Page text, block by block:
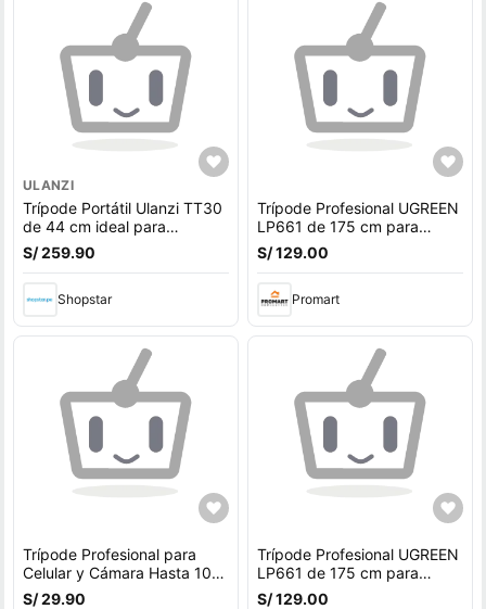
ULANZI
Trípode Portátil Ulanzi TT30
de 44 cm ideal para
fotografías
S/ 259.90
Shopstar
Trípode Profesional UGREEN
LP661 de 175 cm para
Cámara y Celular
S/ 129.00
Promart
Trípode Profesional para
Celular y Cámara Hasta 102
cm de Aluminio
S/ 29.90
Trípode Profesional UGREEN
LP661 de 175 cm para
Cámara y Celular
S/ 129.00